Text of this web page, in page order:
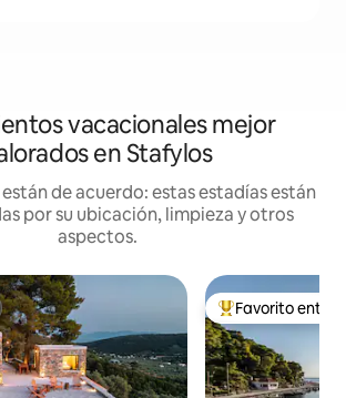
vacacionales mejor
en Stafylos
de acuerdo: estas estadías están
por su ubicación, limpieza y otros
aspectos.
Favorito entre
Favorito entre